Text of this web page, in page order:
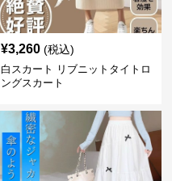
¥3,260 (税込)
白スカート リブニットタイトロ
ングスカート